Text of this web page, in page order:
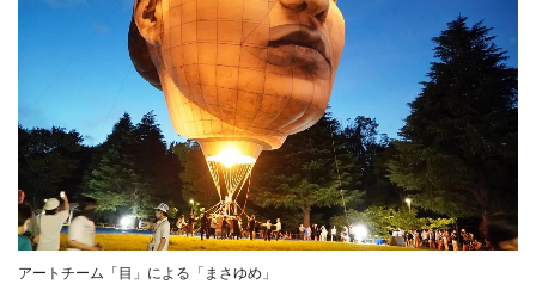
アートチーム「目」による「まさゆめ」